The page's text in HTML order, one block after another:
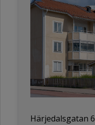
Härjedalsgatan 6